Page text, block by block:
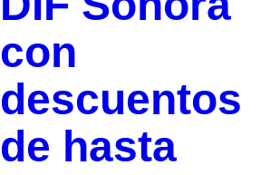
con
descuentos
de hasta